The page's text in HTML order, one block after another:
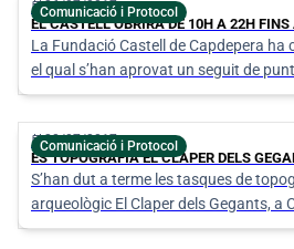
Comunicació i Protocol
calendar_today26/07/2017
EL CASTELL OBRIRÀ DE 10H A 22H FINS
La Fundació Castell de Capdepera ha
el qual s’han aprovat un seguit de
Comunicació i Protocol
calendar_today20/07/2017
ES TOPOGRAFIA EL CLAPER DELS
S’han dut a terme les tasques de
arqueològic El Claper dels Gegants, a
les actuacions previstes per enguany